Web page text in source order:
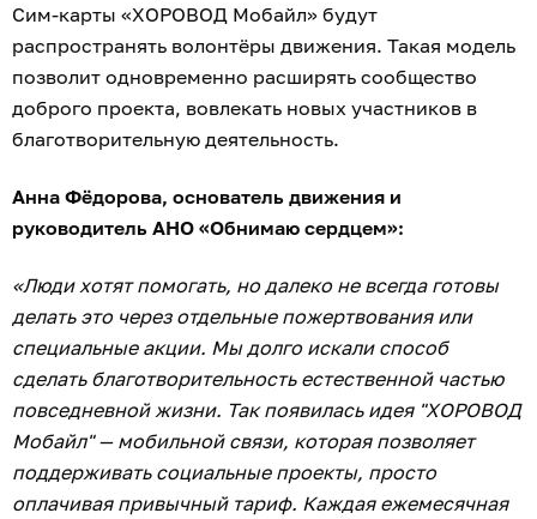
Сим-карты «ХОРОВОД Мобайл» будут
распространять волонтёры движения. Такая модель
позволит одновременно расширять сообщество
доброго проекта, вовлекать новых участников в
благотворительную деятельность.
Анна Фёдорова, основатель движения и
руководитель АНО «Обнимаю сердцем»:
«Люди хотят помогать, но далеко не всегда готовы
делать это через отдельные пожертвования или
специальные акции. Мы долго искали способ
сделать благотворительность естественной частью
повседневной жизни. Так появилась идея "ХОРОВОД
Мобайл" — мобильной связи, которая позволяет
поддерживать социальные проекты, просто
оплачивая привычный тариф. Каждая ежемесячная